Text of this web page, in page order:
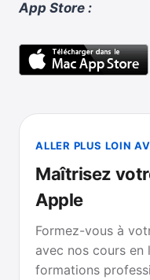
App Store :
ALLER PLUS LOIN
Maîtrisez
Apple
Formez-vous à
avec nos cours en
formations